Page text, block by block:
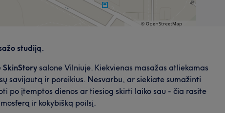
studiją.
SkinStory salone Vilniuje. Kiekvienas masažas atliekamas
savijautą ir poreikius. Nesvarbu, ar siekiate sumažinti
po įtemptos dienos ar tiesiog skirti laiko sau - čia rasite
ir kokybišką poilsį.